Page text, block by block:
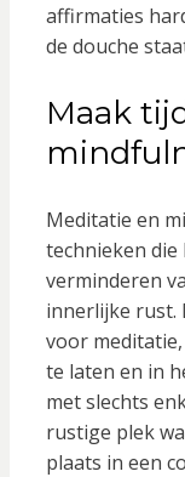
affirmaties
de douche
Maak
Meditatie en
technieken
verminderen
innerlijke rust.
voor
te laten en in
met slechts
rustige plek
plaats in een